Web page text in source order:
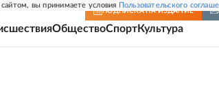
вы принимаете условия Пользовательского
ПОДПИСКА НА ИЗДАНИЕ
ОбществоСпортКультура